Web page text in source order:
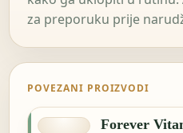
za preporuku prije
POVEZANI PROIZVODI
Forever